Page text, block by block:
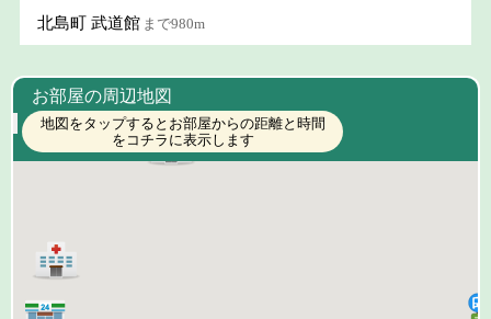
北島町 武道館 まで980m
お部屋の周辺地図
地図をタップするとお部屋からの距離と時間
をコチラに表示します